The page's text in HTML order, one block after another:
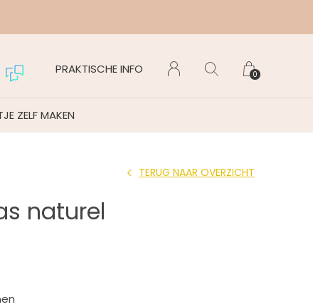
ZELF MAKEN
PRAKTISCHE INFO 0
naturel
TERUG NAAR OVERZICHT